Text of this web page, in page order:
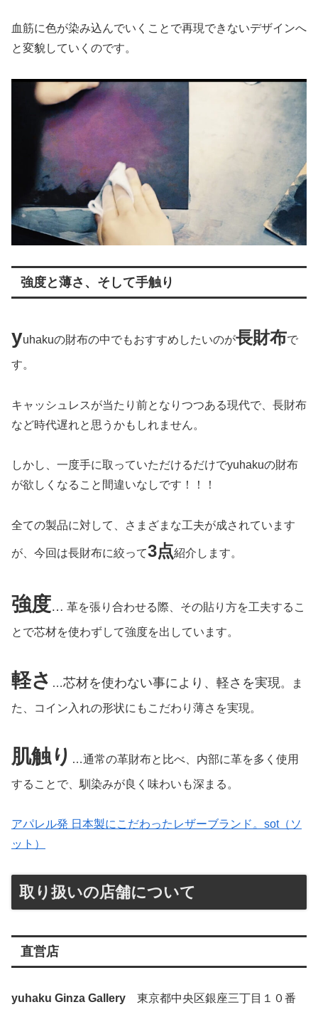
血筋に色が染み込んでいくことで再現できないデザインへ
と変貌していくのです。
強度と薄さ、そして手触り
yuhakuの財布の中でもおすすめしたいのが長財布で
す。
キャッシュレスが当たり前となりつつある現代で、長財布
など時代遅れと思うかもしれません。
しかし、一度手に取っていただけるだけでyuhakuの財布
が欲しくなること間違いなしです！！！
全ての製品に対して、さまざまな工夫が成されています
が、今回は長財布に絞って3点紹介します。
強度… 革を張り合わせる際、その貼り方を工夫するこ
とで芯材を使わずして強度を出しています。
軽さ …芯材を使わない事により、軽さを実現。ま
た、コイン入れの形状にもこだわり薄さを実現。
肌触り …通常の革財布と比べ、内部に革を多く使用
することで、馴染みが良く味わいも深まる。
アパレル発 日本製にこだわったレザーブランド。sot（ソ
ット）
取り扱いの店舗について
直営店
yuhaku Ginza Gallery 東京都中央区銀座三丁目１０番